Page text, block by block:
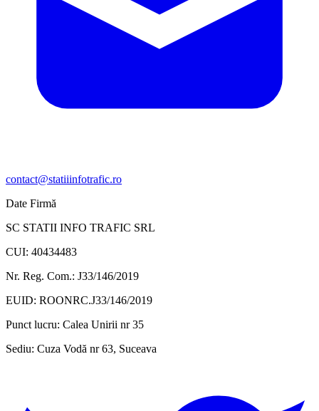
contact@statiiinfotrafic.ro
Date Firmă
SC STATII INFO TRAFIC SRL
CUI: 40434483
Nr. Reg. Com.: J33/146/2019
EUID: ROONRC.J33/146/2019
Punct lucru: Calea Unirii nr 35
Sediu: Cuza Vodă nr 63, Suceava